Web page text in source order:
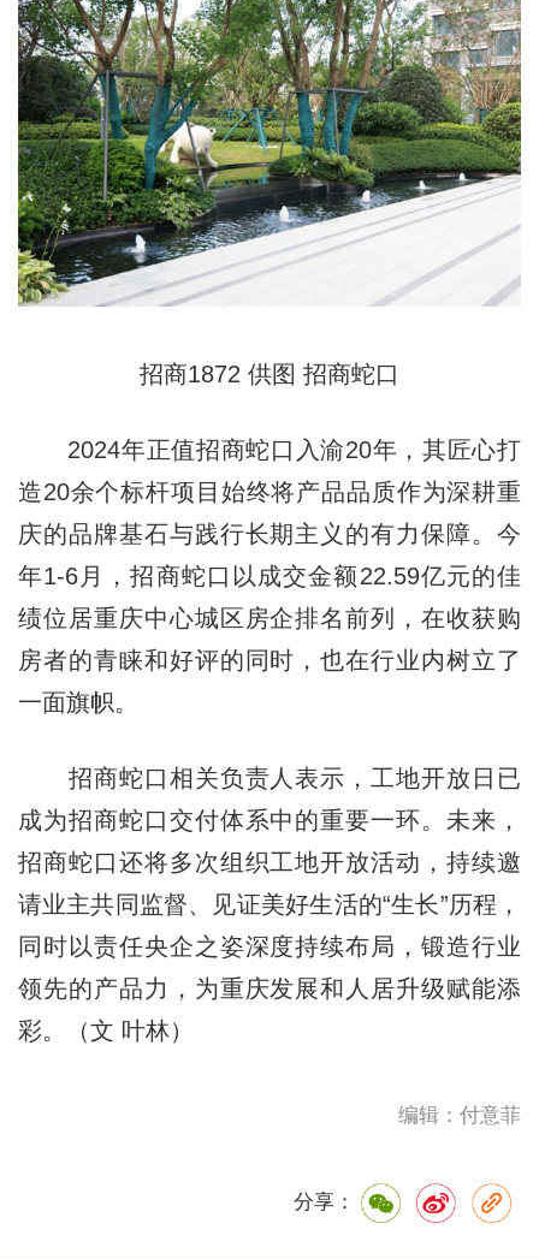
招商1872 供图 招商蛇口
2024年正值招商蛇口入渝20年，其匠心打
造20余个标杆项目始终将产品品质作为深耕重
庆的品牌基石与践行长期主义的有力保障。今
年1-6月，招商蛇口以成交金额22.59亿元的佳
绩位居重庆中心城区房企排名前列，在收获购
房者的青睐和好评的同时，也在行业内树立了
一面旗帜。
招商蛇口相关负责人表示，工地开放日已
成为招商蛇口交付体系中的重要一环。未来，
招商蛇口还将多次组织工地开放活动，持续邀
请业主共同监督、见证美好生活的“生长”历程，
同时以责任央企之姿深度持续布局，锻造行业
领先的产品力，为重庆发展和人居升级赋能添
彩。（文 叶林）
编辑：付意菲
分享：